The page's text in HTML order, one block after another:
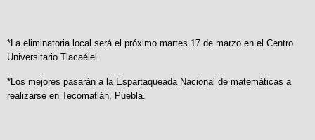
*La eliminatoria local será el próximo martes 17 de marzo en el Centro
Universitario Tlacaélel.
*Los mejores pasarán a la Espartaqueada Nacional de matemáticas a
realizarse en Tecomatlán, Puebla.